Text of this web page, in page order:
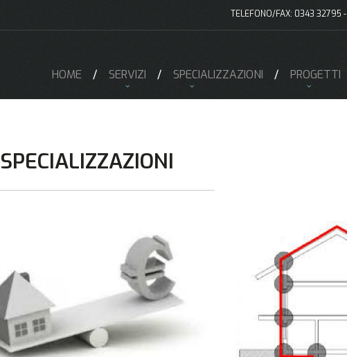
TELEFONO/FAX: 0343 32795 -
HOME SERVIZI SPECIALIZZAZIONI PROGETTI
SPECIALIZZAZIONI